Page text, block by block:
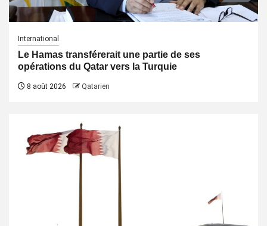
International
Le Hamas transférerait une partie de ses
opérations du Qatar vers la Turquie
8 août 2026 Qatarien